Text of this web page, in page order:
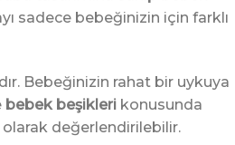
sadece bebeğinizin için farklı
Bebeğinizin rahat bir uykuya
bebek beşikleri konusunda
değerlendirilebilir.